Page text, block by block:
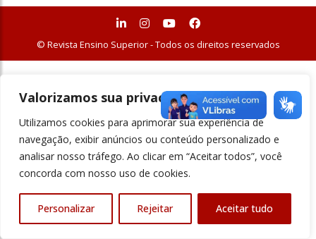
Valorizamos sua privacidade
Utilizamos cookies para aprimorar sua experiência de
navegação, exibir anúncios ou conteúdo personalizado e
analisar nosso tráfego. Ao clicar em “Aceitar todos”, você
concorda com nosso uso de cookies.
Personalizar Rejeitar Aceitar tudo
© Revista Ensino Superior - Todos os direitos reservados